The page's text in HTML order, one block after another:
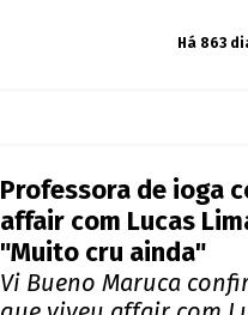
Há 863
Professora de ioga
affair com Lucas
"Muito cru ainda"
Vi Bueno Maruca